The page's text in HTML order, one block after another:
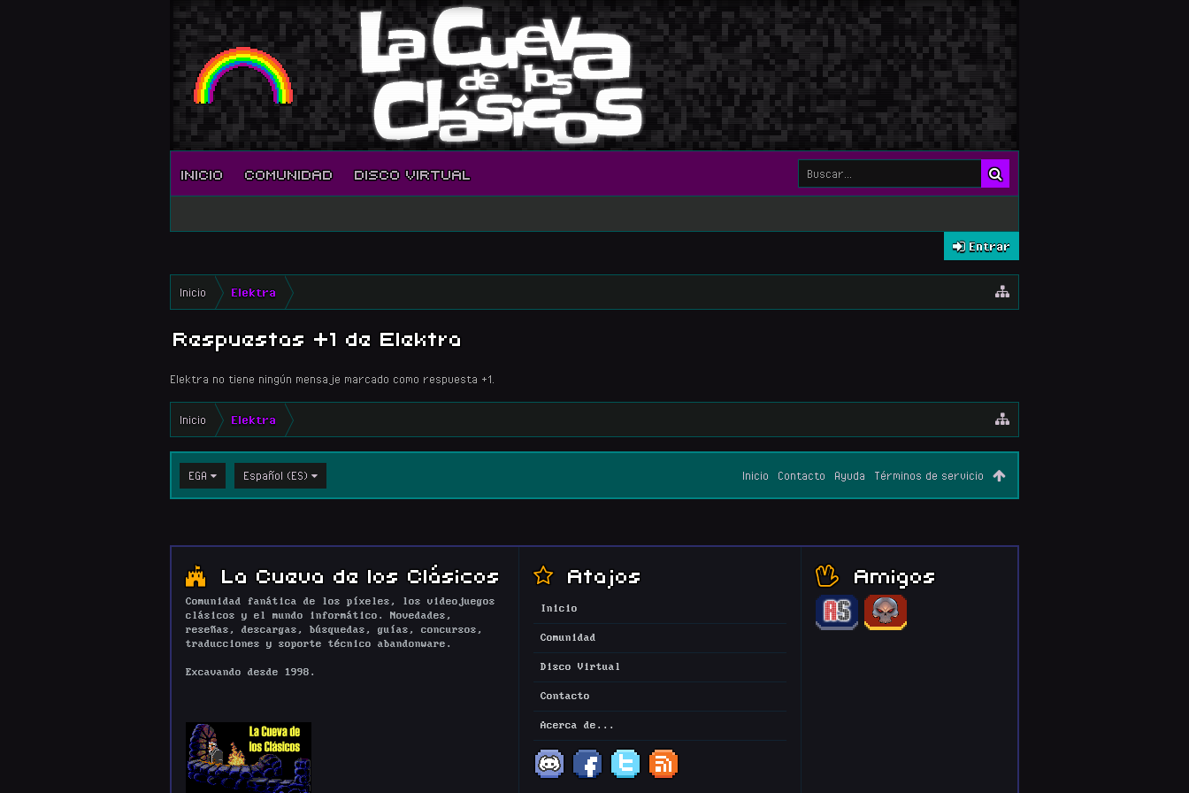
INICIO COMUNIDAD DISCO VIRTUAL
Entrar
Inicio Elektra
Respuestas +1 de Elektra
Elektra no tiene ningún mensaje marcado como respuesta +1.
Inicio Elektra
EGA Español (ES) Inicio Contacto Ayuda Términos de servicio
La Cueva de los Clásicos
Comunidad fanática de los píxeles, los videojuegos
clásicos y el mundo informático. Novedades,
reseñas, descargas, búsquedas, guías, concursos,
traducciones y soporte técnico abandonware.
Excavando desde 1998.
Atajos
Inicio
Comunidad
Disco Virtual
Contacto
Acerca de...
Amigos